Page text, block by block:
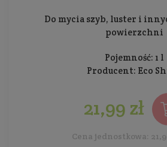
Do mycia szyb, luster i
powierzchni
Pojemność: 1 l
Producent: Eco
21,99 zł
Cena jednostkowa: